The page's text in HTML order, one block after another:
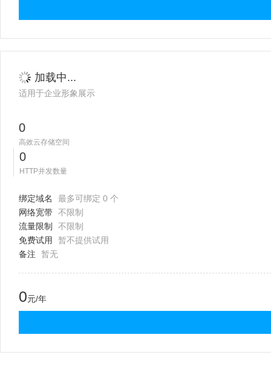
加载中...
适用于企业形象展示
0
高效云存储空间
0
HTTP并发数量
绑定域名
最多可绑定 0 个
网络宽带 不限制
流量限制
不限制
免费试用
暂不提供试用
备注
暂无
0元/年